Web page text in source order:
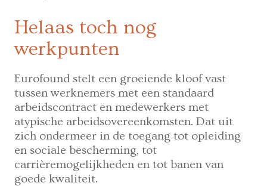
Helaas toch nog
werkpunten
Eurofound stelt een groeiende kloof vast
tussen werknemers met een standaard
arbeidscontract en medewerkers met
atypische arbeidsovereenkomsten. Dat uit
zich ondermeer in de toegang tot opleiding
en sociale bescherming, tot
carrièremogelijkheden en tot banen van
goede kwaliteit.